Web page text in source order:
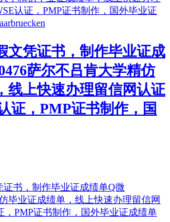
文凭证书，制作毕业证成
萨尔不吕肯大学精仿
线上快速办理留信网认证
证，PMP证书制作，国